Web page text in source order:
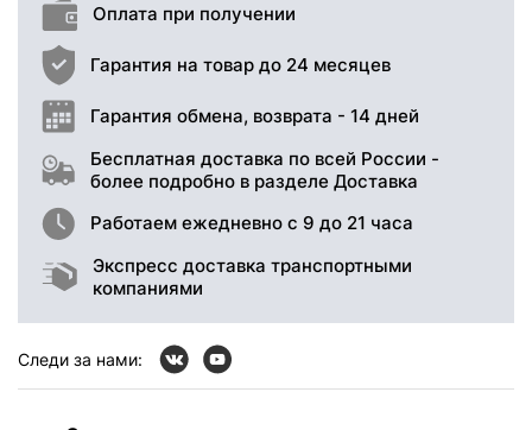
Оплата при получении
Гарантия на товар до 24 месяцев
Гарантия обмена, возврата - 14 дней
Бесплатная доставка по всей России -
более подробно в разделе Доставка
Работаем ежедневно с 9 до 21 часа
Экспресс доставка транспортными
компаниями
Следи за нами: